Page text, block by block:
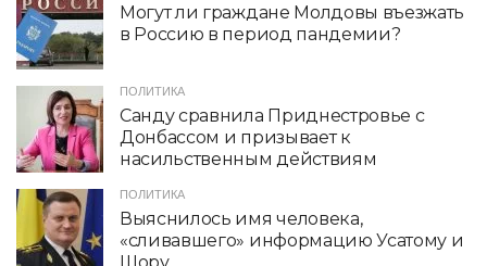
Могут ли граждане Молдовы въезжать
в Россию в период пандемии?
ПОЛИТИКА
Санду сравнила Приднестровье с
Донбассом и призывает к
насильственным действиям
ПОЛИТИКА
Выяснилось имя человека,
«сливавшего» информацию Усатому и